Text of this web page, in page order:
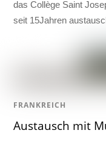
das Collège Saint
seit 15Jahren
FRANKREICH
Austausch mit